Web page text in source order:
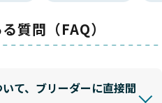
質問（FAQ）
て、ブリーダーに直接聞